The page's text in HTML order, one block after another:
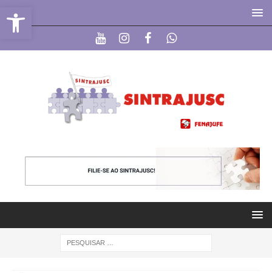
Abrir a barra de ferramentas